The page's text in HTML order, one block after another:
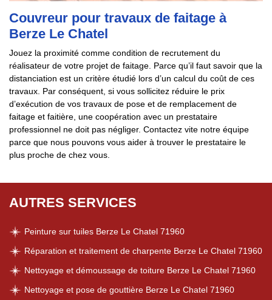
Couvreur pour travaux de faitage à
Berze Le Chatel
Jouez la proximité comme condition de recrutement du
réalisateur de votre projet de faitage. Parce qu’il faut savoir que la
distanciation est un critère étudié lors d’un calcul du coût de ces
travaux. Par conséquent, si vous sollicitez réduire le prix
d’exécution de vos travaux de pose et de remplacement de
faitage et faitière, une coopération avec un prestataire
professionnel ne doit pas négliger. Contactez vite notre équipe
parce que nous pouvons vous aider à trouver le prestataire le
plus proche de chez vous.
AUTRES SERVICES
Peinture sur tuiles Berze Le Chatel 71960
Réparation et traitement de charpente Berze Le Chatel 71960
Nettoyage et démoussage de toiture Berze Le Chatel 71960
Nettoyage et pose de gouttière Berze Le Chatel 71960